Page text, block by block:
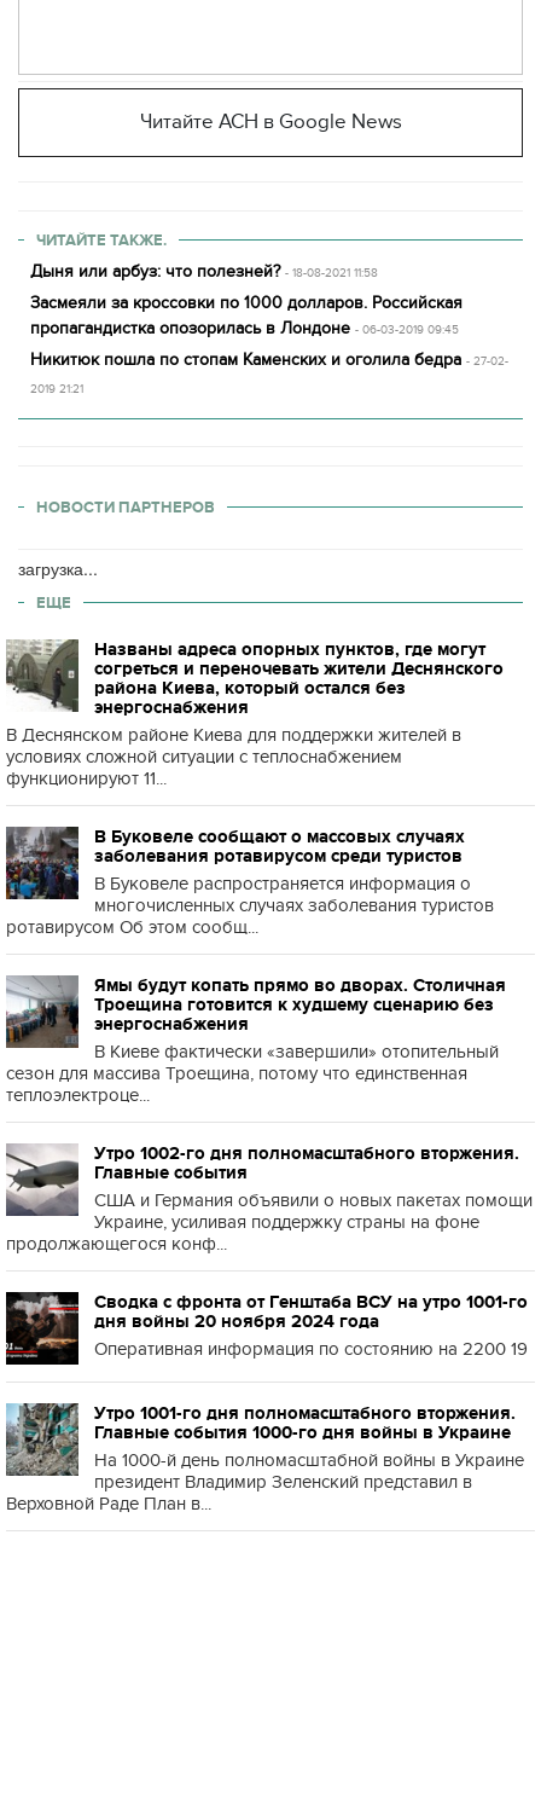
Читайте АСН в Google News
ЧИТАЙТЕ ТАКЖЕ.
Дыня или арбуз: что полезней? - 18-08-2021 11:58
Засмеяли за кроссовки по 1000 долларов. Российская
пропагандистка опозорилась в Лондоне - 06-03-2019 09:45
Никитюк пошла по стопам Каменских и оголила бедра - 27-02-
2019 21:21
НОВОСТИ ПАРТНЕРОВ
загрузка...
ЕЩЕ
Названы адреса опорных пунктов, где могут
согреться и переночевать жители Деснянского
района Киева, который остался без
энергоснабжения
В Деснянском районе Киева для поддержки жителей в
условиях сложной ситуации с теплоснабжением
функционируют 11...
В Буковеле сообщают о массовых случаях
заболевания ротавирусом среди туристов
В Буковеле распространяется информация о
многочисленных случаях заболевания туристов
ротавирусом Об этом сообщ...
Ямы будут копать прямо во дворах. Столичная
Троещина готовится к худшему сценарию без
энергоснабжения
В Киеве фактически «завершили» отопительный
сезон для массива Троещина, потому что единственная
теплоэлектроце...
Утро 1002-го дня полномасштабного вторжения.
Главные события
США и Германия объявили о новых пакетах помощи
Украине, усиливая поддержку страны на фоне
продолжающегося конф...
Сводка с фронта от Генштаба ВСУ на утро 1001-го
дня войны 20 ноября 2024 года
Оперативная информация по состоянию на 2200 19
Утро 1001-го дня полномасштабного вторжения.
Главные события 1000-го дня войны в Украине
На 1000-й день полномасштабной войны в Украине
президент Владимир Зеленский представил в
Верховной Раде План в...